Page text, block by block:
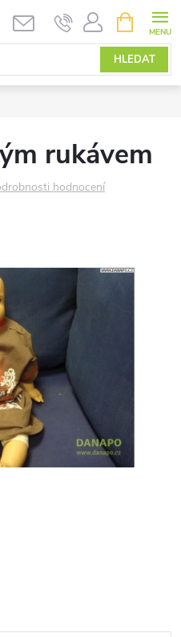
HLEDAT
NÁKUPNÍ
KOŠÍK
rukávem
hodnocení